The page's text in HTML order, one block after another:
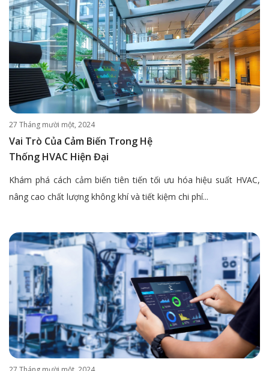
27 Tháng mười một, 2024
Vai Trò Của Cảm Biến Trong Hệ
Thống HVAC Hiện Đại
Khám phá cách cảm biến tiên tiến tối ưu hóa hiệu suất HVAC,
nâng cao chất lượng không khí và tiết kiệm chi phí...